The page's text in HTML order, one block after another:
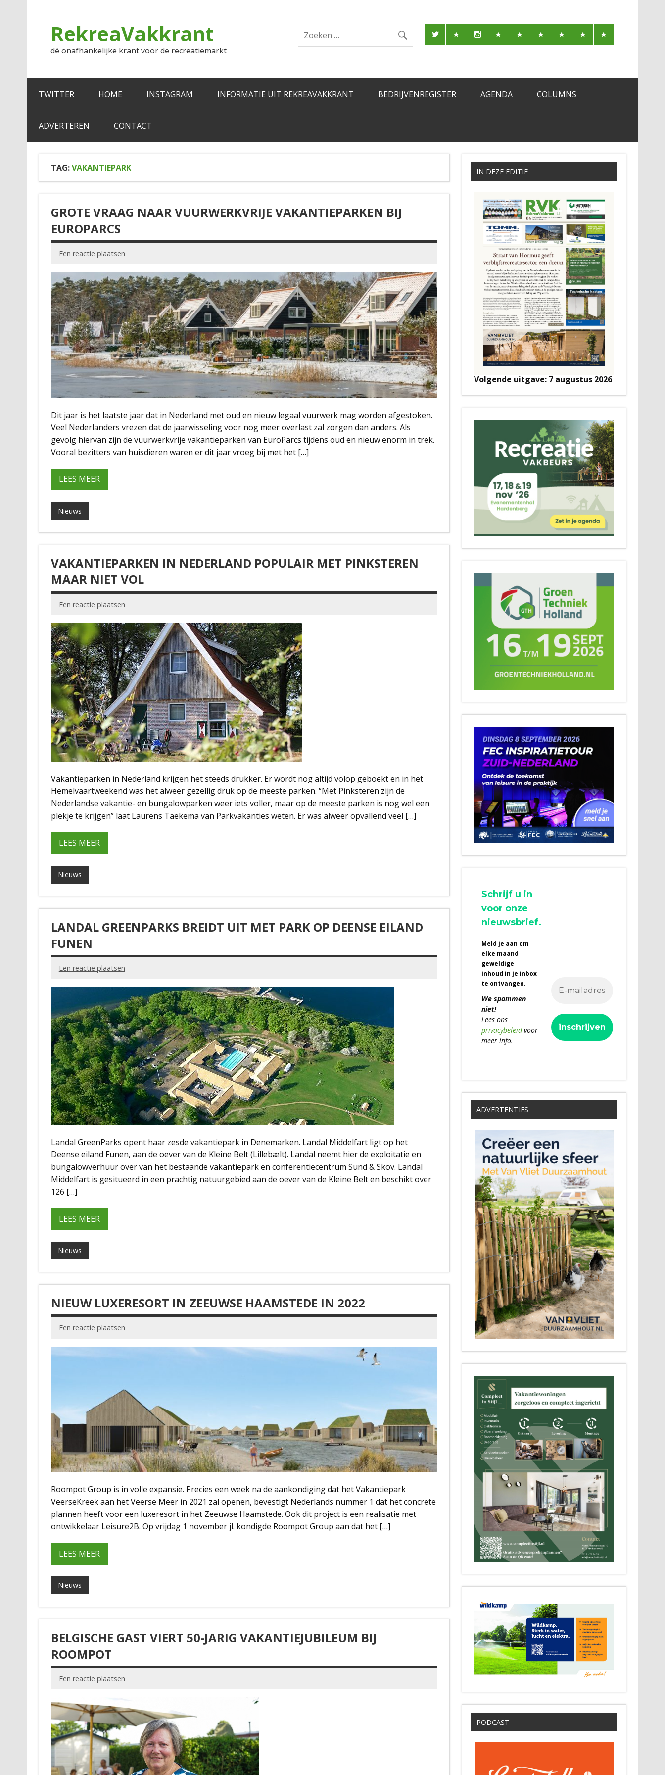
RekreaVakkrant
dé onafhankelijke krant voor de recreatiemarkt
TWITTER HOME INSTAGRAM INFORMATIE UIT REKREAVAKKRANT BEDRIJVENREGISTER AGENDA COLUMNS
ADVERTEREN CONTACT
TAG:VAKANTIEPARK
GROTE VRAAG NAAR VUURWERKVRIJE VAKANTIEPARKEN BIJ
EUROPARCS
Een reactie plaatsen
Dit jaar is het laatste jaar dat in Nederland met oud en nieuw legaal vuurwerk mag worden afgestoken.
Veel Nederlanders vrezen dat de jaarwisseling voor nog meer overlast zal zorgen dan anders. Als
gevolg hiervan zijn de vuurwerkvrije vakantieparken van EuroParcs tijdens oud en nieuw enorm in trek.
Vooral bezitters van huisdieren waren er dit jaar vroeg bij met het […]
LEES MEER
Nieuws
VAKANTIEPARKEN IN NEDERLAND POPULAIR MET PINKSTEREN
MAAR NIET VOL
Een reactie plaatsen
Vakantieparken in Nederland krijgen het steeds drukker. Er wordt nog altijd volop geboekt en in het
Hemelvaartweekend was het alweer gezellig druk op de meeste parken. “Met Pinksteren zijn de
Nederlandse vakantie- en bungalowparken weer iets voller, maar op de meeste parken is nog wel een
plekje te krijgen” laat Laurens Taekema van Parkvakanties weten. Er was alweer opvallend veel […]
LEES MEER
Nieuws
LANDAL GREENPARKS BREIDT UIT MET PARK OP DEENSE EILAND
FUNEN
Een reactie plaatsen
Landal GreenParks opent haar zesde vakantiepark in Denemarken. Landal Middelfart ligt op het
Deense eiland Funen, aan de oever van de Kleine Belt (Lillebælt). Landal neemt hier de exploitatie en
bungalowverhuur over van het bestaande vakantiepark en conferentiecentrum Sund & Skov. Landal
Middelfart is gesitueerd in een prachtig natuurgebied aan de oever van de Kleine Belt en beschikt over
126 […]
LEES MEER
Nieuws
NIEUW LUXERESORT IN ZEEUWSE HAAMSTEDE IN 2022
Een reactie plaatsen
Roompot Group is in volle expansie. Precies een week na de aankondiging dat het Vakantiepark
VeerseKreek aan het Veerse Meer in 2021 zal openen, bevestigt Nederlands nummer 1 dat het concrete
plannen heeft voor een luxeresort in het Zeeuwse Haamstede. Ook dit project is een realisatie met
ontwikkelaar Leisure2B. Op vrijdag 1 november jl. kondigde Roompot Group aan dat het […]
LEES MEER
Nieuws
BELGISCHE GAST VIERT 50-JARIG VAKANTIEJUBILEUM BIJ
ROOMPOT
Een reactie plaatsen
IN DEZE EDITIE
Volgende uitgave: 7 augustus 2026
Schrijf u in
voor onze
nieuwsbrief.
Meld je aan om
elke maand
geweldige
inhoud in je inbox
te ontvangen.
We spammen
niet!
Lees ons
privacybeleidvoor
meer info.
ADVERTENTIES
PODCAST